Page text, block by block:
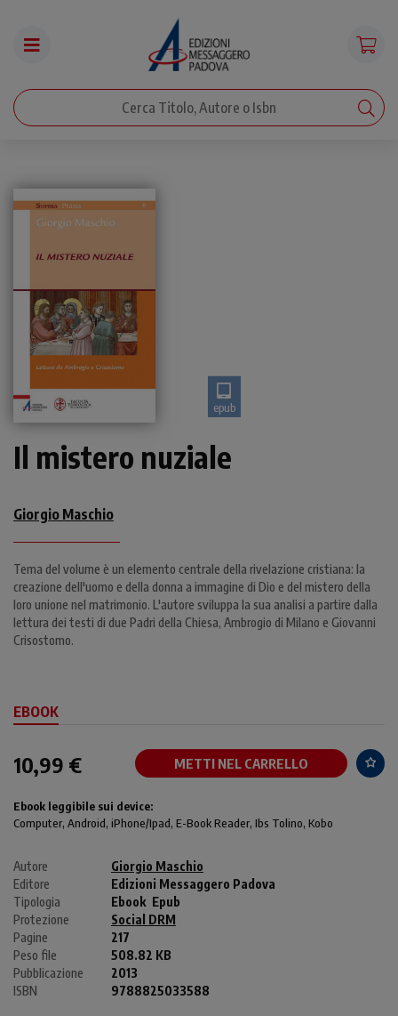
epub
Il mistero nuziale
Giorgio Maschio
Tema del volume è un elemento centrale della rivelazione cristiana: la
creazione dell'uomo e della donna a immagine di Dio e del mistero della
loro unione nel matrimonio. L'autore sviluppa la sua analisi a partire dalla
lettura dei testi di due Padri della Chiesa, Ambrogio di Milano e Giovanni
Crisostomo.
EBOOK
10,99 € METTI NEL CARRELLO
Ebook leggibile sui device:
Computer, Android, iPhone/Ipad, E-Book Reader, Ibs Tolino, Kobo
Autore
Giorgio Maschio
Editore
Edizioni Messaggero Padova
Tipologia
Ebook Epub
Protezione
Social DRM
Pagine
217
Peso file
508.82 KB
Pubblicazione
2013
ISBN
9788825033588